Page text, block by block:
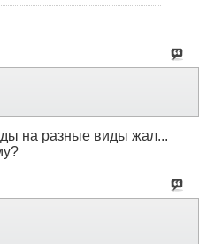
на разные виды жал...